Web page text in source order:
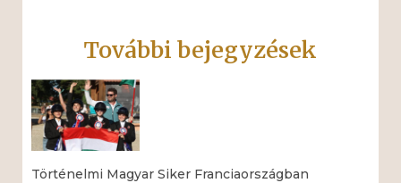
További bejegyzések
Történelmi Magyar Siker Franciaországban